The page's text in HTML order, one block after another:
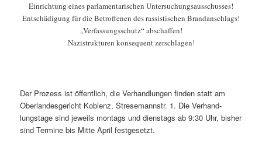
Ein­rich­tung eines par­la­men­tarischen Unter­suchungsauss­chuss­es!
Entschädi­gung für die Betrof­fe­nen des ras­sis­tis­chen Bran­dan­schlags!
„Ver­fas­sungss­chutz“ abschaf­fen!
Nazistruk­turen kon­se­quent zerschlagen!
Der Prozess ist öffentlich, die Ver­hand­lun­gen find­en statt am
Ober­lan­des­gericht Koblenz, Stre­se­mannstr. 1. Die Ver­hand­
lungstage sind jew­eils mon­tags und dien­stags ab 9:30 Uhr, bish­er
sind Ter­mine bis Mitte April festgesetzt.